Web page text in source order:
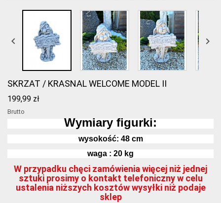
 
SKRZAT / KRASNAL WELCOME MODEL II
199,99 zł
Brutto
Wymiary figurki:
wysokość: 48 cm
waga : 20 kg
W przypadku chęci zamówienia więcej niż jednej
sztuki prosimy o kontakt telefoniczny w celu
ustalenia niższych kosztów wysyłki niż podaje
sklep